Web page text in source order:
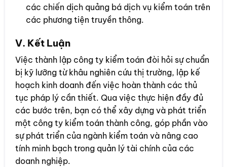
các chiến dịch quảng bá dịch vụ kiểm toán trên
các phương tiện truyền thông.
V. Kết Luận
Việc thành lập công ty kiểm toán đòi hỏi sự chuẩn
bị kỹ lưỡng từ khâu nghiên cứu thị trường, lập kế
hoạch kinh doanh đến việc hoàn thành các thủ
tục pháp lý cần thiết. Qua việc thực hiện đầy đủ
các bước trên, bạn có thể xây dựng và phát triển
một công ty kiểm toán thành công, góp phần vào
sự phát triển của ngành kiểm toán và nâng cao
tính minh bạch trong quản lý tài chính của các
doanh nghiệp.